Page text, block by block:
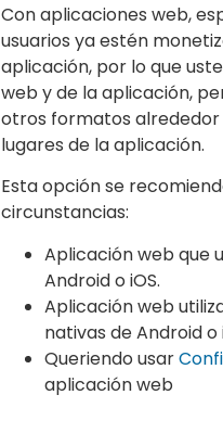
Con aplicaciones web,
usuarios ya estén
aplicación, por lo que
web y de la aplicación,
otros formatos alrededor
lugares de la aplicación.
Esta opción se
circunstancias:
Aplicación web que
Android o iOS.
Aplicación web
nativas de Android o
Queriendo usar
aplicación web